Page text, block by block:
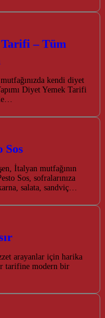
Tarifi – Tüm
kendi diyet
Diyet Yemek Tarifi
Sos
İtalyan mutfağının
Sos, sofralarınıza
salata, sandviç…
arayanlar için harika
tarifine modern bir